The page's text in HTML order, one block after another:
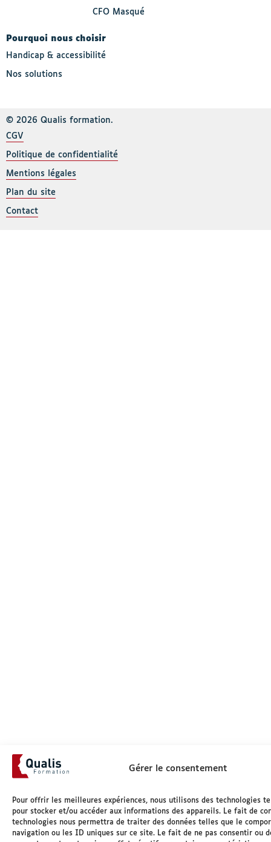
Gérer le consentement
Pour offrir les meilleures expériences, nous utilisons des technologies
pour stocker et/ou accéder aux informations des appareils. Le fait de
technologies nous permettra de traiter des données telles que le
navigation ou les ID uniques sur ce site. Le fait de ne pas consentir ou
CFO Masqué
Pourquoi nous choisir
Handicap & accessibilité
Nos solutions
© 2026 Qualis formation.
CGV
Politique de confidentialité
Mentions légales
Plan du site
Contact